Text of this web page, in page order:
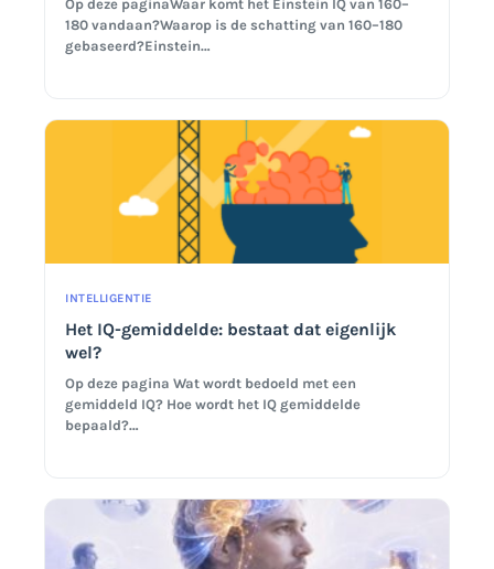
Op deze paginaWaar komt het Einstein IQ van 160–
180 vandaan?Waarop is de schatting van 160–180
gebaseerd?Einstein…
INTELLIGENTIE
Het IQ-gemiddelde: bestaat dat eigenlijk
wel?
Op deze pagina Wat wordt bedoeld met een
gemiddeld IQ? Hoe wordt het IQ gemiddelde
bepaald?…